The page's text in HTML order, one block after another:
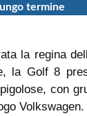
termine
la regina
la Golf 8
con
Volkswagen.